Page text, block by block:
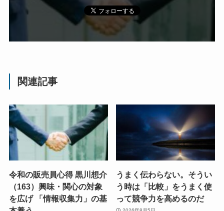
関連記事
令和の販売員心得 黒川想介
（163）興味・関心の対象
を広げ 「情報収集力」の基
うまく伝わらない。そうい
う時は「比較」をうまく使
って競争力を高めるのだ